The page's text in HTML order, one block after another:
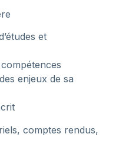
et
enjeux de sa
comptes rendus,